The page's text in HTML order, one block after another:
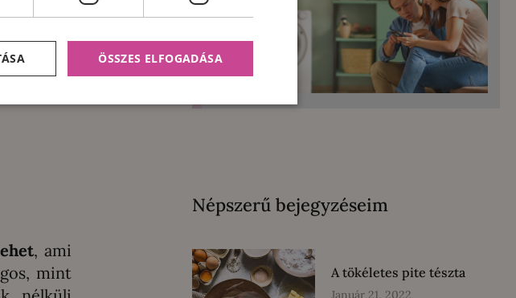
, ami
mint
Népszerű bejegyzéseim
A tökéletes pite tészta
Január 21, 2022
ÖSSZES ELFOGADÁSA